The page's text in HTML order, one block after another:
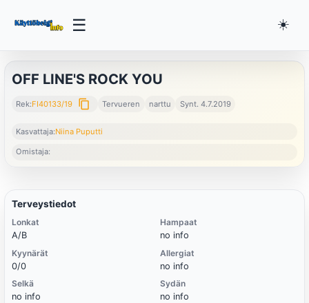
☰ ☀️
OFF LINE'S ROCK YOU
Rek:FI40133/19 content_copy Tervueren narttu Synt. 4.7.2019
Kasvattaja:Niina Puputti
Omistaja:
Terveystiedot
Lonkat
A/B
Kyynärät
0/0
Selkä
no info
Hampaat
no info
Allergiat
no info
Sydän
no info